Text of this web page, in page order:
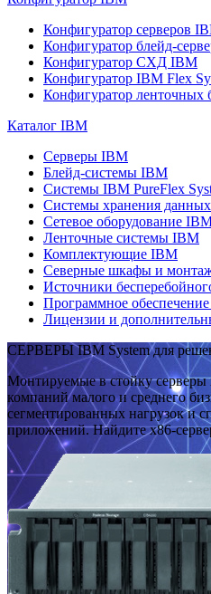
Конфигуратор серверов
Конфигуратор блейд-
Конфигуратор СХД IBM
Конфигуратор IBM Flex
Конфигуратор ленточных
Каталог IBM
Серверы IBM
Блейд-системы IBM
Системы IBM PureFlex
Системы хранения
Сетевое оборудование
Ленточные системы IBM
Комплектующие IBM
Северные шкафы и
Источники
Программное
Лицензии и
СЕРВЕРЫ IBM System для
Монтируемые в стойку серверы
компаний малого и среднего
сегментированных нагрузок и
приложений. Найдите x86-